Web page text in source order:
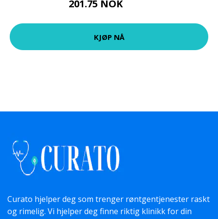
201.75 NOK
KJØP NÅ
Curato hjelper deg som trenger røntgentjenester raskt
og rimelig. Vi hjelper deg finne riktig klinikk for din